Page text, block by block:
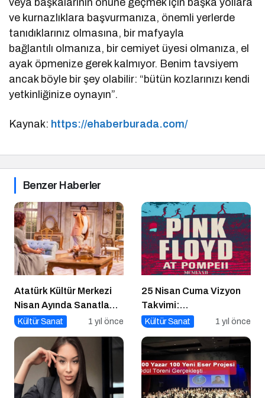
veya başkalarının önüne geçmek için başka yollara
ve kurnazlıklara başvurmanıza, önemli yerlerde
tanıdıklarınız olmasına, bir mafyayla
bağlantılı olmanıza, bir cemiyet üyesi olmanıza, el
ayak öpmenize gerek kalmıyor. Benim tavsiyem
ancak böyle bir şey olabilir: “bütün kozlarınızı kendi
yetkinliğinize oynayın”.
Kaynak: https://ehaberburada.com/
Benzer Haberler
Atatürk Kültür Merkezi
Nisan Ayında Sanatla
Dolup Taşıyor
Kültür Sanat 1 yıl önce
25 Nisan Cuma Vizyon
Takvimi:
Sinemaseverleri
Kültür Sanat 1 yıl önce